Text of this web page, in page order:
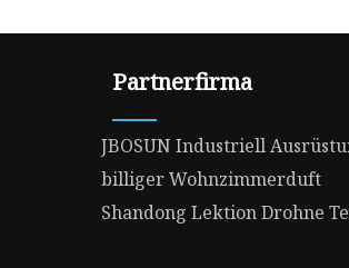
Partnerfirma
JBOSUN Industriell
billiger Wohnzimmerduft
Shandong Lektion Drohne